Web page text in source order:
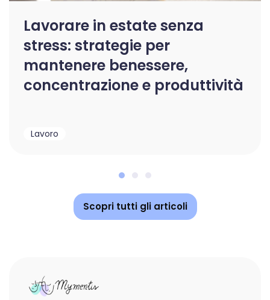
Lavorare in estate senza
stress: strategie per
mantenere benessere,
concentrazione e produttività
Lavoro
Scopri tutti gli articoli